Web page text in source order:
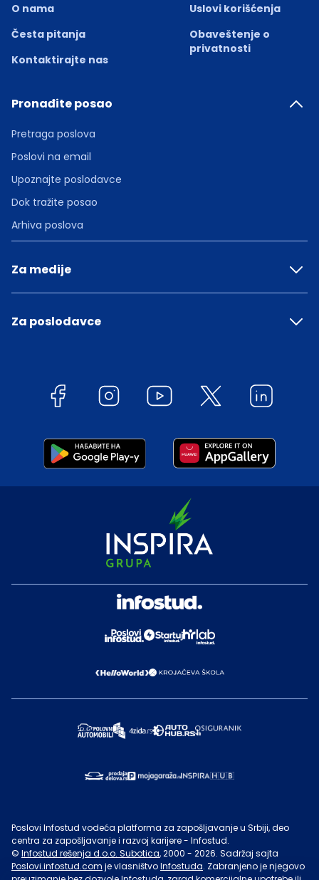
O nama
Česta pitanja
Kontaktirajte nas
Uslovi korišćenja
Obaveštenje o
privatnosti
Pronađite posao
Pretraga poslova
Poslovi na email
Upoznajte poslodavce
Dok tražite posao
Arhiva poslova
Za medije
Za poslodavce
Poslovi Infostud vodeća platforma za zapošljavanje u Srbiji, deo
centra za zapošljavanje i razvoj karijere - Infostud.
© Infostud rešenja d.o.o. Subotica, 2000 - 2026. Sadržaj sajta
Poslovi.infostud.com je vlasništvoInfostuda. Zabranjeno je njegovo